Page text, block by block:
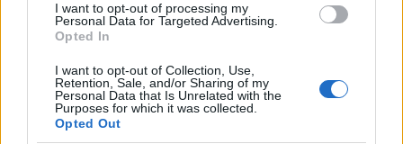
I want to opt-out of processing my
Personal Data for Targeted Advertising.
Opted In
I want to opt-out of Collection, Use,
Retention, Sale, and/or Sharing of my
Personal Data that Is Unrelated with the
Purposes for which it was collected.
Opted Out
Ακολουθήστε το Νewsit.gr στοGoogle News
ενημερωθείτε πρώτοι για όλη την ειδησεογραφία και τα
τελευταία νέα